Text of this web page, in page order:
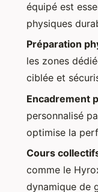
équipé est
physiques
Préparation
les zones
ciblée et
Encadrement
personnalisé
optimise la
Cours
comme le
dynamique de